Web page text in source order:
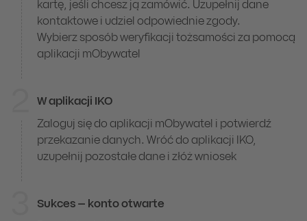
kartę, jeśli chcesz ją zamówić. Uzupełnij dane
kontaktowe i udziel odpowiednie zgody.
Wybierz sposób weryfikacji tożsamości za pomocą
aplikacji mObywatel
W aplikacji IKO
Zaloguj się do aplikacji mObywatel i potwierdź
przekazanie danych. Wróć do aplikacji IKO,
uzupełnij pozostałe dane i złóż wniosek
Sukces – konto otwarte